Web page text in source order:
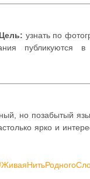
узнать по
публикуются
но позабытый
ярко и